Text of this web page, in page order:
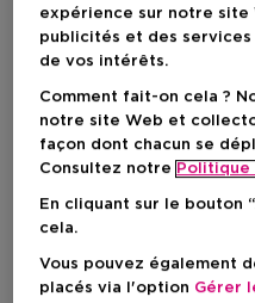
ANOUK
COSMETICS
Filtrer
expérience sur notre site
publicités et des
de vos intérêts.
Comment fait-on cela ?
notre site Web et
façon dont chacun se
Consultez notre
En cliquant sur le bouton
cela.
Vous pouvez également
placés via l'option Gérer